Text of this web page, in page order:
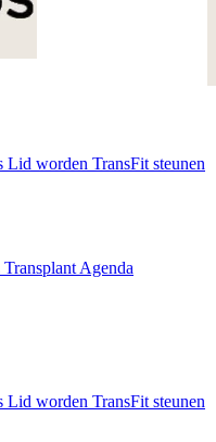
Lid worden TransFit steunen
Agenda
Lid worden TransFit steunen